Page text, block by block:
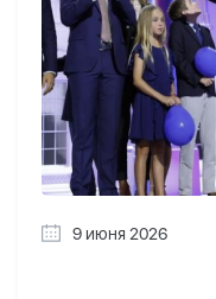
9 июня 2026